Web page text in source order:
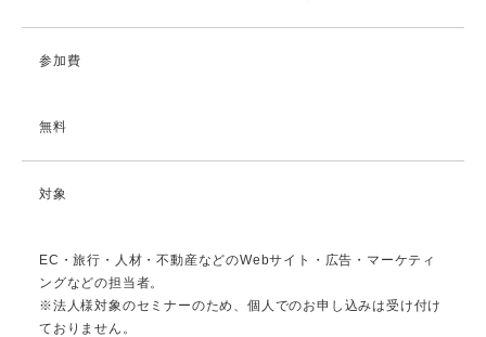
参加費
無料
対象
EC・旅行・人材・不動産などのWebサイト・広告・マーケティ
ングなどの担当者。
※法人様対象のセミナーのため、個人でのお申し込みは受け付け
ておりません。